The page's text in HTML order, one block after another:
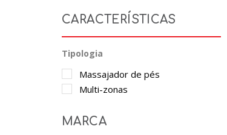
CARACTERÍSTICAS
Tipologia
Massajador de pés
Multi-zonas
MARCA